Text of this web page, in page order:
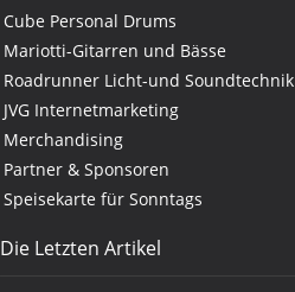
Cube Personal Drums
Mariotti-Gitarren und Bässe
Roadrunner Licht-und Soundtechnik
JVG Internetmarketing
Merchandising
Partner & Sponsoren
Speisekarte für Sonntags
Die Letzten Artikel